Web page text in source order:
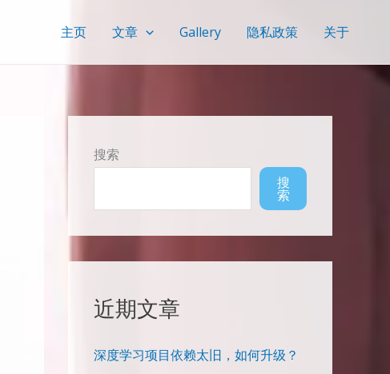
主页 文章 Gallery 隐私政策 关于
搜索
搜
索
近期文章
深度学习项目依赖太旧，如何升级？